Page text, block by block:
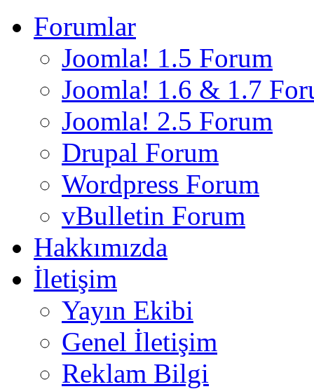
Forumlar
Joomla! 1.5 Forum
Joomla! 1.6 & 1.7
Joomla! 2.5 Forum
Drupal Forum
Wordpress Forum
vBulletin Forum
Hakkımızda
İletişim
Yayın Ekibi
Genel İletişim
Reklam Bilgi